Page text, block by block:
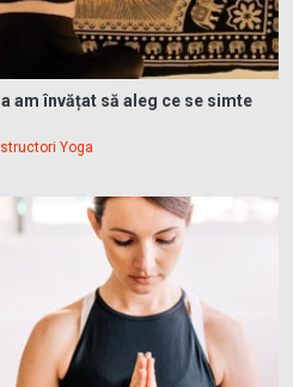
am învățat să aleg ce se simte
Yoga